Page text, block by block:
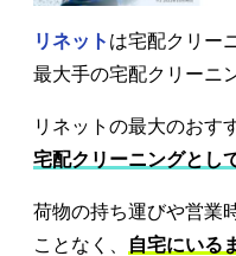
リネット は宅配クリー
最大手の宅配クリーニ
リネットの最大のおす
宅配クリーニングとし
荷物の持ち運びや営業
ことなく、
自宅にいる